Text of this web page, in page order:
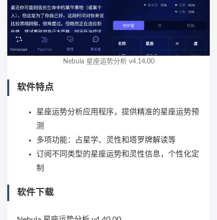
Nebula 星座运势分析 v4.14.00
软件特点
星座运势分析应用程序，提供精准的星座运势预
测
多项功能：占星学、灵性和塔罗牌解读等
订阅不同类型的星座运势和灵性信息，个性化定
制
软件下载